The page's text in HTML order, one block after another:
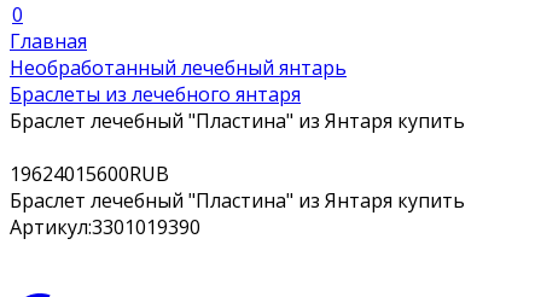
0
Главная
Необработанный лечебный янтарь
Браслеты из лечебного янтаря
Браслет лечебный "Пластина" из Янтаря купить
19624015600RUB
Браслет лечебный "Пластина" из Янтаря купить
Артикул:3301019390